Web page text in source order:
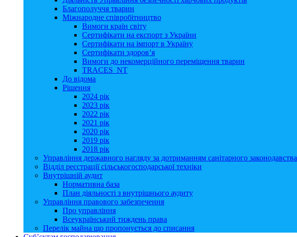
Благополуччя тварин
Міжнародне співробітництво
Вимоги країн світу
Сертифікати на експорт з України
Сертифікати на імпорт в Україну
Сертифікати здоров’я
Вимоги до некомерційного переміщення тварин
TRACES_NT
До відома
Рішення
2024 рік
2023 рік
2022 рік
2021 рік
2020 рік
2019 рік
2018 рік
Управління державного нагляду за дотриманням санітарного законодавства
Відділ реєстрації сільськогосподарської техніки
Внутрішній аудит
Нормативна база
План діяльності з внутрішнього аудиту
Управління правового забезпечення
Про управління
Всеукраїнський тиждень права
Перелік майна що пропонується до списання